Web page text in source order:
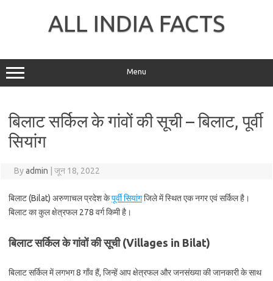
ALL INDIA FACTS
Menu
बिलाट सर्किल के गांवों की सूची – बिलाट, पूर्वी
सियांग
Byadmin जून 18, 2022
बिलाट (Bilat) अरुणाचल प्रदेश केपूर्वी सियांगजिले में स्थित एक नगर एवं सर्किल है।
बिलाट का कुल क्षेत्रफल 278 वर्ग किमी है।
बिलाट सर्किल के गांवों की सूची (Villages in Bilat)
बिलाट सर्किल में लगभग 8 गाँव हैं, जिन्हें आप क्षेत्रफल और जनसंख्या की जानकारी के साथ